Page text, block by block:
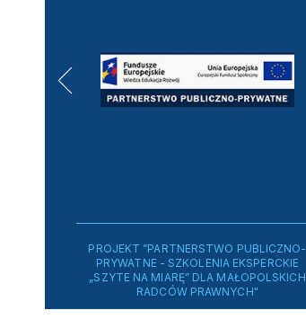
PROJEKT ”PARTNERSTWO PUBLICZNO-
PRYWATNE - SZKOLENIA EKSPERCKIE
„SZYTE NA MIARĘ” DLA MAŁOPOLSKICH
RADCÓW PRAWNYCH"